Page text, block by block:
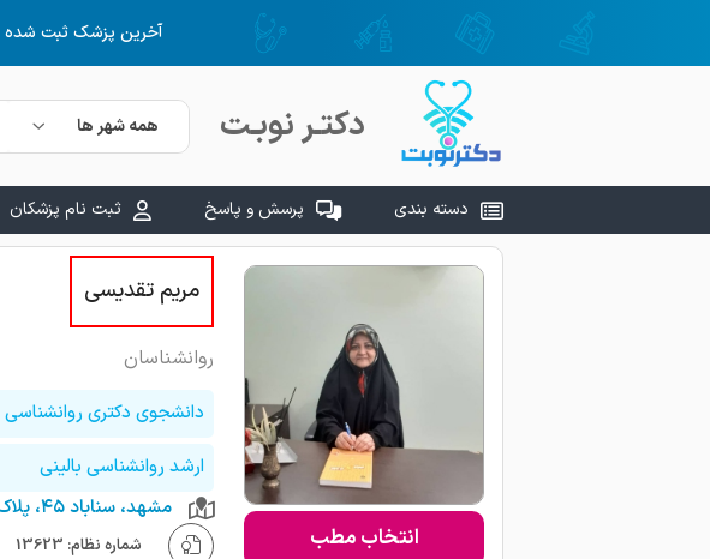
آخرین پزشک ثبت شده
دکتـر نوبـت همه شهر ها
دسته بندی پرسش و پاسخ ثبت نام پزشکان
انتخاب مطب
مریم تقدیسی
روانشناسان
دانشجوی دکتری
ارشد روانشناسی بالینی
مشهد، سناباد ۴۵، پلاک ۷۶ طبقه چهارم کلینیک سبک زندگی
شماره نظام: 13623